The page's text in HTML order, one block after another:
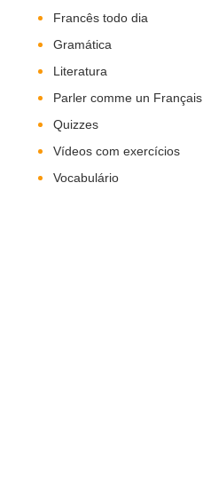
Francês todo dia
Gramática
Literatura
Parler comme un Français
Quizzes
Vídeos com exercícios
Vocabulário